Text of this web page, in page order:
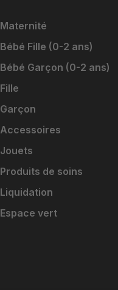
Maternité
Bébé Fille (0-2 ans)
Bébé Garçon (0-2 ans)
Fille
Garçon
Accessoires
Jouets
Produits de soins
Liquidation
Espace vert